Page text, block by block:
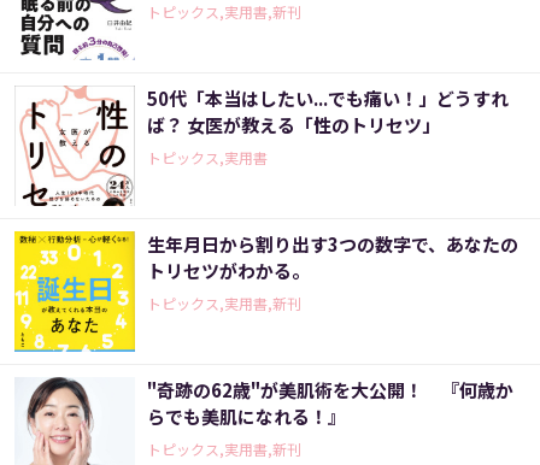
トピックス,実用書,新刊
50代「本当はしたい...でも痛い！」どうすれ
ば？ 女医が教える「性のトリセツ」
トピックス,実用書
生年月日から割り出す3つの数字で、あなたの
トリセツがわかる。
トピックス,実用書,新刊
"奇跡の62歳"が美肌術を大公開！ 『何歳か
らでも美肌になれる！』
トピックス,実用書,新刊